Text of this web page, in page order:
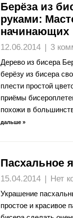
Берёза из
руками:
начинающих
12.06.2014 | 3
Дерево из бисера
берёзу из бисера
плести простой
приёмы
похожи в
дальше »
Пасхальное
15.04.2014 | Нет
Украшение
простое и красивое